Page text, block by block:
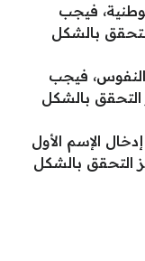
فيجب
بالشكل
النفوس، فيجب
بالشكل
الإسم الأول
التحقق بالشكل